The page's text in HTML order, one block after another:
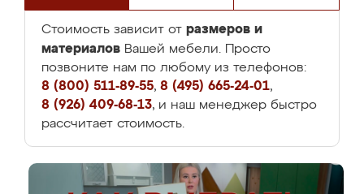
Стоимость зависит от размеров и
материалов Вашей мебели. Просто
позвоните нам по любому из телефонов:
8 (800) 511-89-55, 8 (495) 665-24-01,
8 (926) 409-68-13, и наш менеджер быстро
рассчитает стоимость.